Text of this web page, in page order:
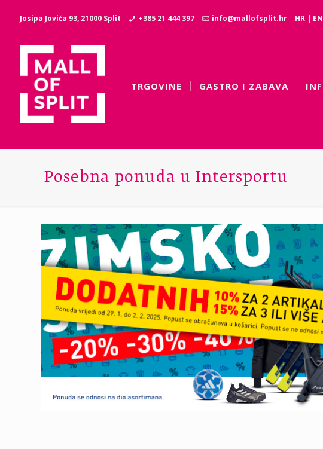
Josipa Jovića 93, 21000 Split +385 21 444 397 info@mallofsplit.hr HR | EN
TRGOVINE GASTRO I ZABAVA
Posebna ponuda u Intersportu